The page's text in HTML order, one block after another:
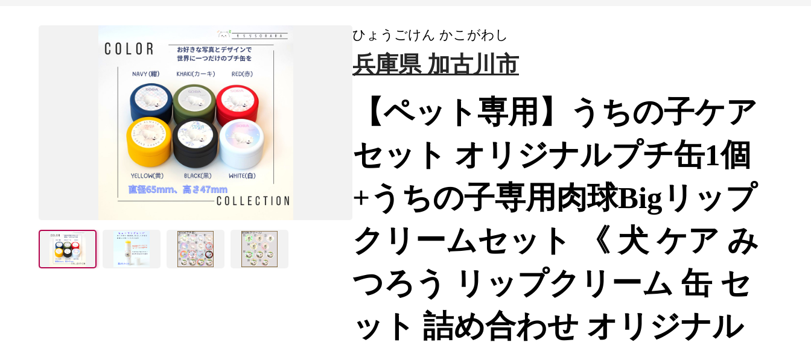
ひょうごけん かこがわし
兵庫県 加古川市
【ペット専用】うちの子ケア
セット オリジナルプチ缶1個
+うちの子専用肉球Bigリップ
クリームセット 《 犬 ケア み
つろう リップクリーム 缶 セ
ット 詰め合わせ オリジナル